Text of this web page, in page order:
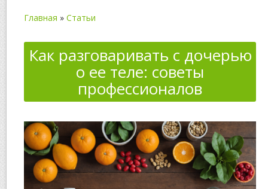
Главная » Статьи
Как разговаривать с дочерью
о ее теле: советы
профессионалов